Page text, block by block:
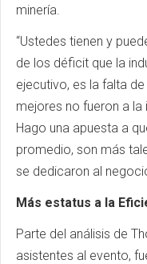
minería.
“Ustedes tienen y
de los déficit que la
ejecutivo, es la falta
mejores no fueron a la
Hago una apuesta a
promedio, son más
se dedicaron al
Más estatus a la
Parte del análisis de
asistentes al evento,